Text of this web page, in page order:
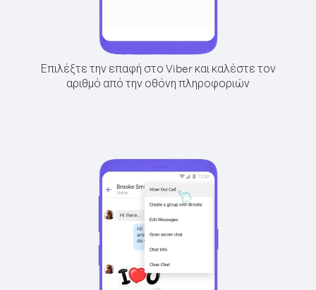
Επιλέξτε την επαφή στο Viber και καλέστε τον
αριθμό από την οθόνη πληροφοριών